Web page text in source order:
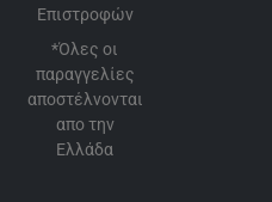
Επιστροφών
*Όλες οι
παραγγελίες
αποστέλνονται
απο την
Ελλάδα